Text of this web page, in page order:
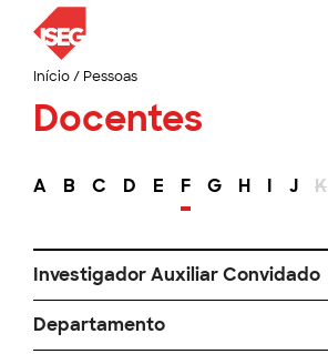
Início/ Pessoas
Docentes
A B C D E F G H I J K
Investigador Auxiliar Convidado
Departamento